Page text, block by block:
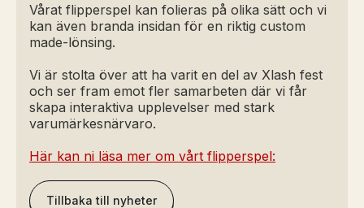
Vårat flipperspel kan folieras på olika sätt och vi
kan även branda insidan för en riktig custom
made-lönsing.
Vi är stolta över att ha varit en del av Xlash fest
och ser fram emot fler samarbeten där vi får
skapa interaktiva upplevelser med stark
varumärkesnärvaro.
Här kan ni läsa mer om vårt flipperspel:
Tillbaka till nyheter